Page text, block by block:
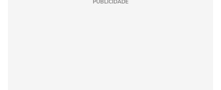
PUBLICIDADE